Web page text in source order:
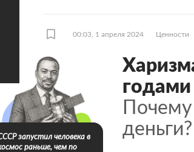
00:03, 1 апреля 2024 Ценности
деньги?
запустил человека в
раньше, чем по